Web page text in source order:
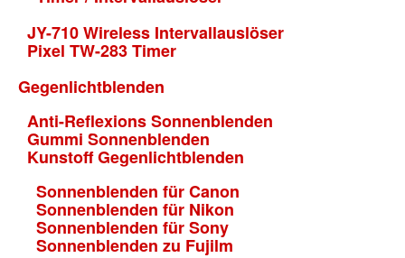
JY-710 Wireless Intervallauslöser
Pixel TW-283 Timer
Gegenlichtblenden
Anti-Reflexions Sonnenblenden
Gummi Sonnenblenden
Kunstoff Gegenlichtblenden
Sonnenblenden für Canon
Sonnenblenden für Nikon
Sonnenblenden für Sony
Sonnenblenden zu Fujilm